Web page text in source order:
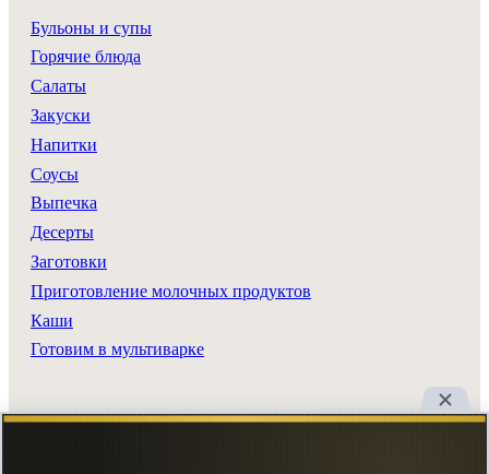
Бульоны и супы
Горячие блюда
Салаты
Закуски
Напитки
Соусы
Выпечка
Десерты
Заготовки
Приготовление молочных продуктов
Каши
Готовим в мультиварке